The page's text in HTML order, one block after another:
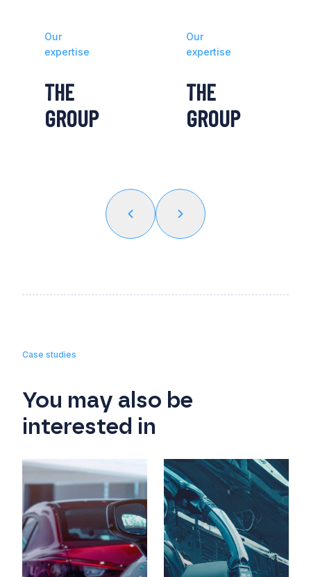
Our
expertise
THE
GROUP
Our
expertise
THE
GROUP
Case studies
You may also be
interested in